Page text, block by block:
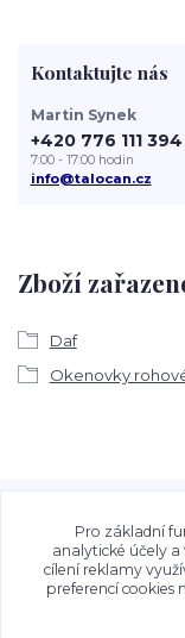
Zboží
Daf
Okenovky
Kontaktujte nás
Martin Synek
+420 776 111 394
7:00 - 17:00 hodin
info@talocan.cz
obsah zveřejněný
použití bez
je zakázáno.
Pro základní
analytické účely
cílení reklamy
preferencí cookies